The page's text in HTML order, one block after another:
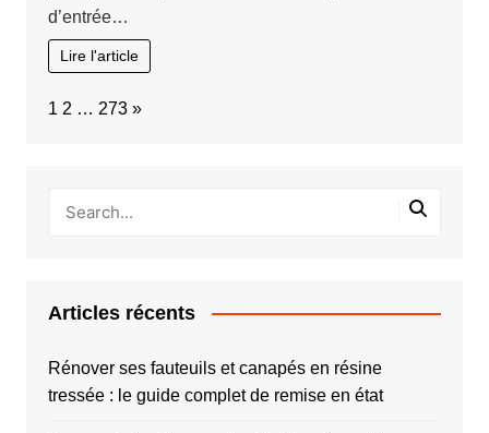
d’entrée…
Lire l'article
Page:
1 2 … 273 Next
»
Articles récents
Rénover ses fauteuils et canapés en résine
tressée : le guide complet de remise en état